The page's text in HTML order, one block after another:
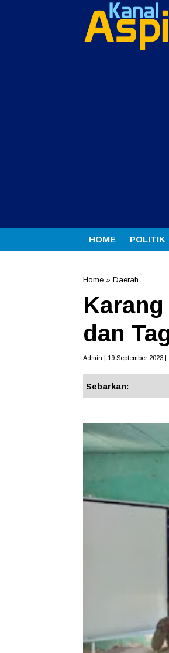
HOME POLITIK
Home » Daerah
dan
Admin | 19 September 2023 |
Sebarkan: